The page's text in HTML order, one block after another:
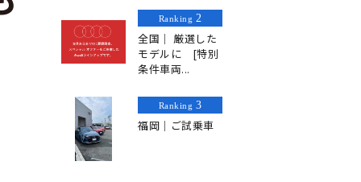
Ranking 2
全国｜ 厳選した
モデルに [特別
条件車両...
Ranking 3
福岡｜ご試乗車